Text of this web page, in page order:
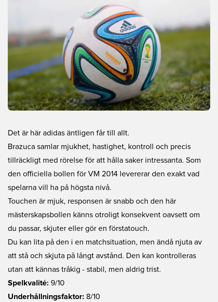
Det är här adidas äntligen får till allt.
Brazuca samlar mjukhet, hastighet, kontroll och precis
tillräckligt med rörelse för att hålla saker intressanta. Som
den officiella bollen för VM 2014 levererar den exakt vad
spelarna vill ha på högsta nivå.
Touchen är mjuk, responsen är snabb och den här
mästerskapsbollen känns otroligt konsekvent oavsett om
du passar, skjuter eller gör en förstatouch.
Du kan lita på den i en matchsituation, men ändå njuta av
att stå och skjuta på långt avstånd. Den kan kontrolleras
utan att kännas tråkig - stabil, men aldrig trist.
Spelkvalité: 9/10
Underhållningsfaktor: 8/10